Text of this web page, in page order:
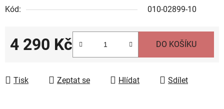
Kód:
010-02899-10
4 290 Kč DO KOŠÍKU
Tisk Zeptat se Hlídat Sdílet